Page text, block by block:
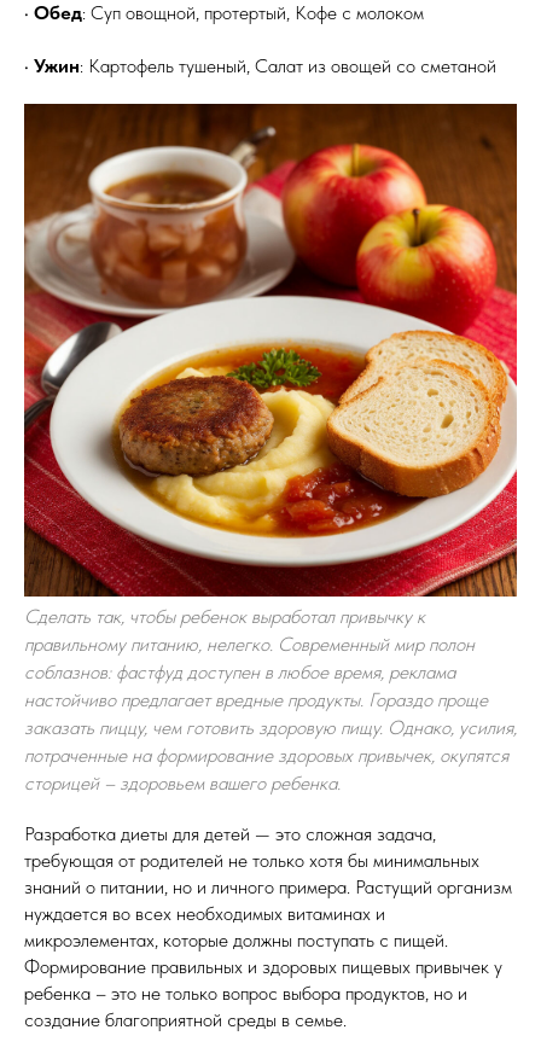
• Обед: Суп овощной, протертый, Кофе с молоком
• Ужин: Картофель тушеный, Салат из овощей со сметаной
Сделать так, чтобы ребенок выработал привычку к
правильному питанию, нелегко. Современный мир полон
соблазнов: фастфуд доступен в любое время, реклама
настойчиво предлагает вредные продукты. Гораздо проще
заказать пиццу, чем готовить здоровую пищу. Однако, усилия,
потраченные на формирование здоровых привычек, окупятся
сторицей – здоровьем вашего ребенка.
Разработка диеты для детей — это сложная задача,
требующая от родителей не только хотя бы минимальных
знаний о питании, но и личного примера. Растущий организм
нуждается во всех необходимых витаминах и
микроэлементах, которые должны поступать с пищей.
Формирование правильных и здоровых пищевых привычек у
ребенка – это не только вопрос выбора продуктов, но и
создание благоприятной среды в семье.